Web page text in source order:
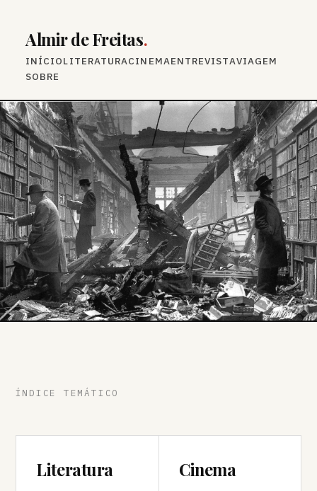
Almir de Freitas.
INÍCIOLITERATURACINEMAENTREVISTAVIAGEM
SOBRE
ÍNDICE TEMÁTICO
Literatura Cinema